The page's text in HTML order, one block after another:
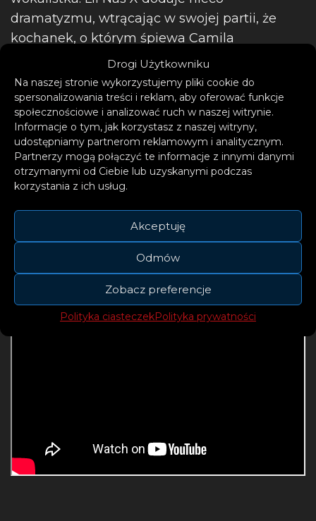
Drogi Użytkowniku
Na naszej stronie wykorzystujemy pliki cookie do
spersonalizowania treści i reklam, aby oferować funkcje
społecznościowe i analizować ruch w naszej witrynie.
Informacje o tym, jak korzystasz z naszej witryny,
udostępniamy partnerom reklamowym i analitycznym.
Partnerzy mogą połączyć te informacje z innymi danymi
otrzymanymi od Ciebie lub uzyskanymi podczas
korzystania z ich usług.
Akceptuję
Odmów
Zobacz preferencje
Polityka ciasteczekPolityka prywatności
dramatyzmu, wtrącając w swojej partii, że
kochanek, o którym śpiewa Camila
„prawdopodobnie rzeczywiście o tym wie”.